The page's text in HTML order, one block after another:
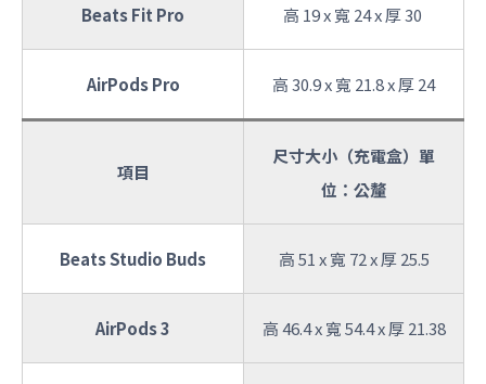
Beats Fit Pro 高 19 x 寬 24 x 厚 30
AirPods Pro 高 30.9 x 寬 21.8 x 厚 24
項目
尺寸大小（充電盒）單
位：公釐
Beats Studio Buds 高 51 x 寬 72 x 厚 25.5
AirPods 3 高 46.4 x 寬 54.4 x 厚 21.38